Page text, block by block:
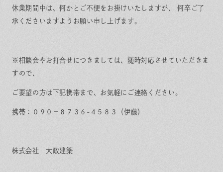
休業期間中は、何かとご不便をお掛けいたしますが、 何卒ご了
承くださいますようお願い申し上げます。
※相談会やお打合せにつきましては、随時対応させていただきま
すので、
ご要望の方は下記携帯まで、お気軽にご連絡ください。
携帯：０９０－８７３６-４５８３（伊藤）
株式会社 大政建築